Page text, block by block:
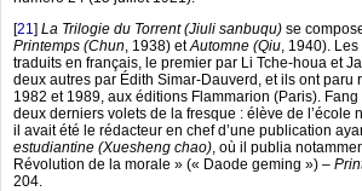
[21] La Trilogie du Torrent (Jiuli sanbuqu) se
Printemps (Chun, 1938) etAutomne (Qiu, 1940).
traduits en français, le premier par Li Tche-houa et
deux autres par Édith Simar-Dauverd, et ils ont paru
1982 et 1989, aux éditions Flammarion (Paris).
deux derniers volets de la fresque : élève de l’école
il avait été le rédacteur en chef d’une publication
estudiantine (Xuesheng chao), où il publia
Révolution de la morale » (« Daode geming ») –
204.